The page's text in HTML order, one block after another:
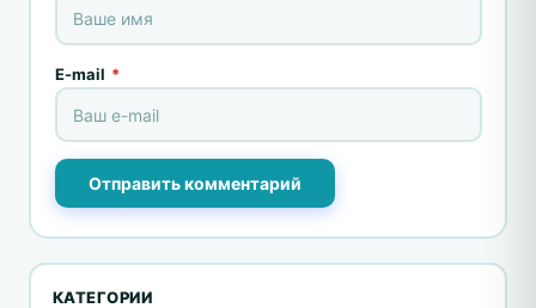
E-mail *
Отправить комментарий
КАТЕГОРИИ